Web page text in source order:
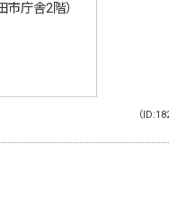
庁舎2階）
（